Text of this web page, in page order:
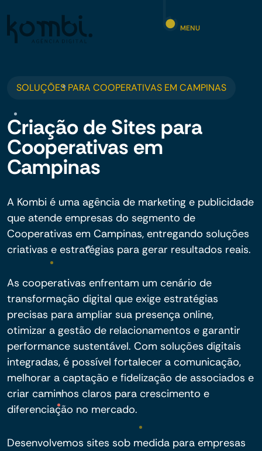
MENU
SOLUÇÕES PARA COOPERATIVAS EM CAMPINAS
Criação de Sites para
Cooperativas em
Campinas
A Kombi é uma agência de marketing e publicidade
que atende empresas do segmento de
Cooperativas em Campinas, entregando soluções
criativas e estratégias para gerar resultados reais.
As cooperativas enfrentam um cenário de
transformação digital que exige estratégias
precisas para ampliar sua presença online,
otimizar a gestão de relacionamentos e garantir
performance sustentável. Com soluções digitais
integradas, é possível fortalecer a comunicação,
melhorar a captação e fidelização de associados e
criar caminhos claros para crescimento e
diferenciação no mercado.
Desenvolvemos sites sob medida para empresas